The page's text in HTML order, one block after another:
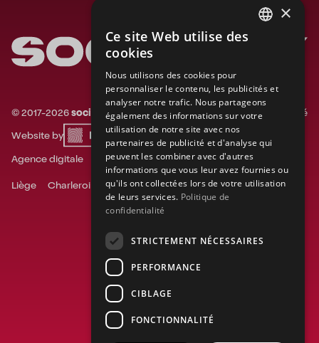
©2017-2026socialsky.Tous droits réservés.
Confidentialité
Website by
Agence digitale
Agence réseaux sociaux
Liège
Charleroi Gand Mons Namur Tournai
DUTCH
×
Ce site Web utilise des
cookies
Nous utilisons des cookies pour
personnaliser le contenu, les publicités et
analyser notre trafic. Nous partageons
également des informations sur votre
utilisation de notre site avec nos
partenaires de publicité et d'analyse qui
peuvent les combiner avec d'autres
informations que vous leur avez fournies ou
qu'ils ont collectées lors de votre utilisation
de leurs services. Politique de
confidentialité
STRICTEMENT NÉCESSAIRES
PERFORMANCE
CIBLAGE
FONCTIONNALITÉ